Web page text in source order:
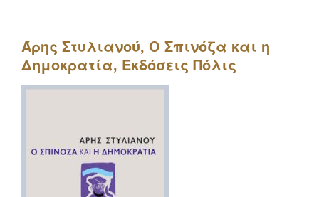
Άρης Στυλιανού, Ο Σπινόζα και η
Δημοκρατία, Εκδόσεις Πόλις